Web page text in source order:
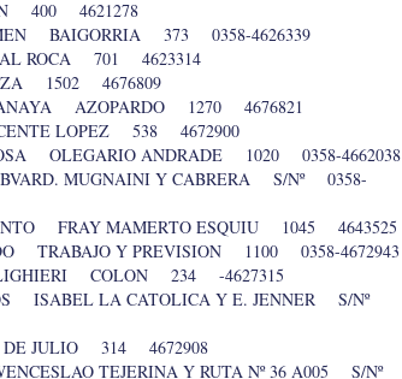
400 4621278
BAIGORRIA 373 0358-4626339
ROCA 701 4623314
1502 4676809
ANAYA AZOPARDO 1270 4676821
LOPEZ 538 4672900
OLEGARIO ANDRADE 1020 0358-4662038
MUGNAINI Y CABRERA S/Nº 0358-
FRAY MAMERTO ESQUIU 1045 4643525
TRABAJO Y PREVISION 1100 0358-4672943
COLON 234 -4627315
ISABEL LA CATOLICA Y E. JENNER S/Nº
DE JULIO 314 4672908
TEJERINA Y RUTA Nº 36 A005 S/Nº